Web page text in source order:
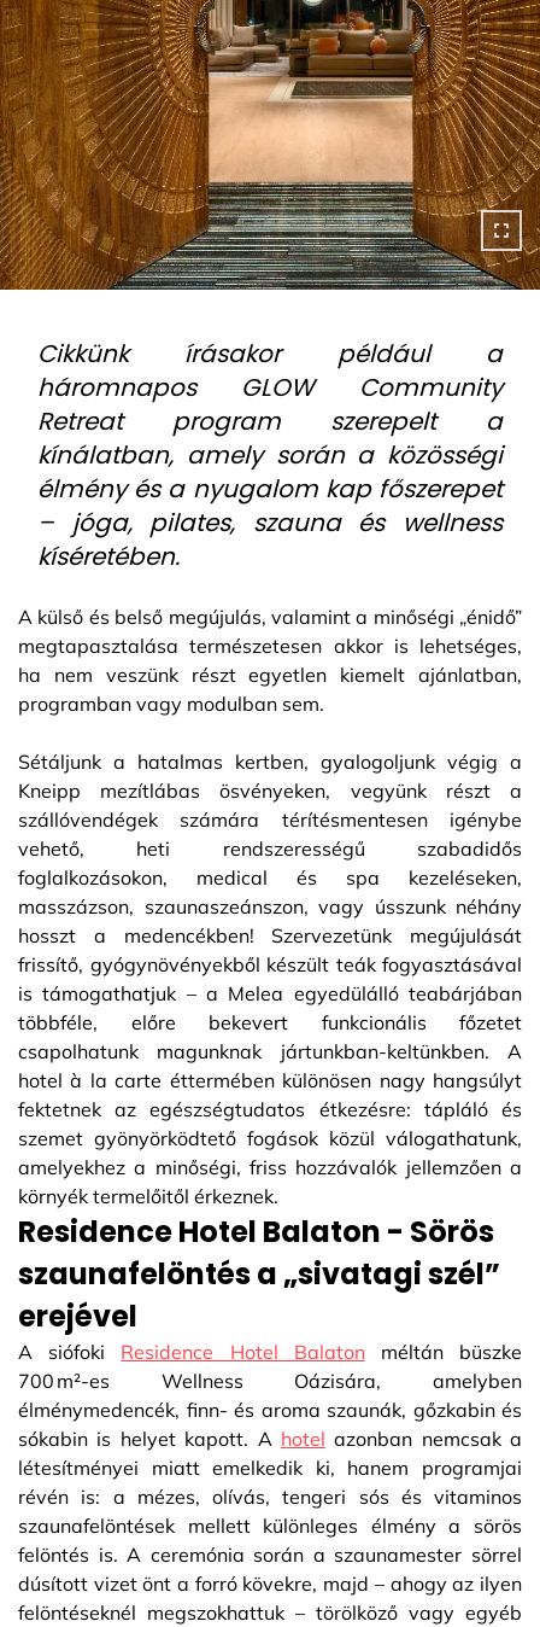
Cikkünk írásakor például a
háromnapos GLOW Community
Retreat program szerepelt a
kínálatban, amely során a közösségi
élmény és a nyugalom kap főszerepet
– jóga, pilates, szauna és wellness
kíséretében.
A külső és belső megújulás, valamint a minőségi „énidő”
megtapasztalása természetesen akkor is lehetséges,
ha nem veszünk részt egyetlen kiemelt ajánlatban,
programban vagy modulban sem.
Sétáljunk a hatalmas kertben, gyalogoljunk végig a
Kneipp mezítlábas ösvényeken, vegyünk részt a
szállóvendégek számára térítésmentesen igénybe
vehető, heti rendszerességű szabadidős
foglalkozásokon, medical és spa kezeléseken,
masszázson, szaunaszeánszon, vagy ússzunk néhány
hosszt a medencékben! Szervezetünk megújulását
frissítő, gyógynövényekből készült teák fogyasztásával
is támogathatjuk – a Melea egyedülálló teabárjában
többféle, előre bekevert funkcionális főzetet
csapolhatunk magunknak jártunkban-keltünkben. A
hotel à la carte éttermében különösen nagy hangsúlyt
fektetnek az egészségtudatos étkezésre: tápláló és
szemet gyönyörködtető fogások közül válogathatunk,
amelyekhez a minőségi, friss hozzávalók jellemzően a
környék termelőitől érkeznek.
Residence Hotel Balaton - Sörös
szaunafelöntés a „sivatagi szél”
erejével
A siófoki Residence Hotel Balatonméltán büszke
700 m²-es Wellness Oázisára, amelyben
élménymedencék, finn- és aroma szaunák, gőzkabin és
sókabin is helyet kapott. A hotel azonban nemcsak a
létesítményei miatt emelkedik ki, hanem programjai
révén is: a mézes, olívás, tengeri sós és vitaminos
szaunafelöntések mellett különleges élmény a sörös
felöntés is. A ceremónia során a szaunamester sörrel
dúsított vizet önt a forró kövekre, majd – ahogy az ilyen
felöntéseknél megszokhattuk – törölköző vagy egyéb